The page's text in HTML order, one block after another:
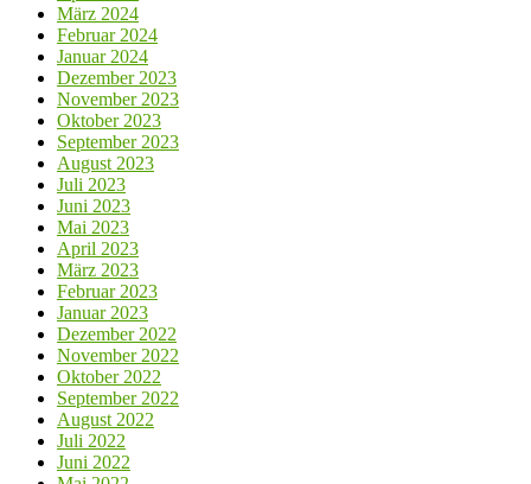
März 2024
Februar 2024
Januar 2024
Dezember 2023
November 2023
Oktober 2023
September 2023
August 2023
Juli 2023
Juni 2023
Mai 2023
April 2023
März 2023
Februar 2023
Januar 2023
Dezember 2022
November 2022
Oktober 2022
September 2022
August 2022
Juli 2022
Juni 2022